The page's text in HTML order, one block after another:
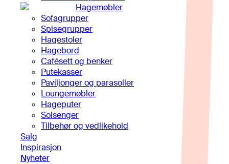
Hagemøbler
Sofagrupper
Spisegrupper
Hagestoler
Hagebord
Cafésett og benker
Putekasser
Paviljonger og parasoller
Loungemøbler
Hageputer
Solsenger
Tilbehør og vedlikehold
Salg
Inspirasjon
Nyheter